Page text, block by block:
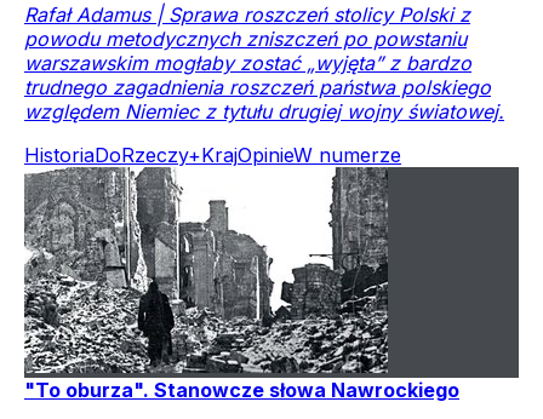
Rafał Adamus | Sprawa roszczeń stolicy Polski z
powodu metodycznych zniszczeń po powstaniu
warszawskim mogłaby zostać „wyjęta” z bardzo
trudnego zagadnienia roszczeń państwa polskiego
względem Niemiec z tytułu drugiej wojny światowej.
HistoriaDoRzeczy+KrajOpinieW numerze
"To oburza". Stanowcze słowa Nawrockiego